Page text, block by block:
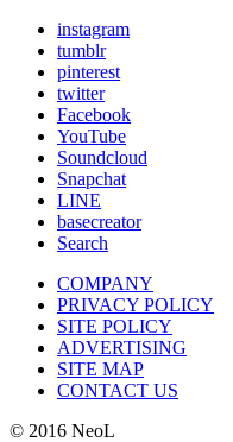
instagram
tumblr
pinterest
twitter
Facebook
YouTube
Soundcloud
Snapchat
LINE
basecreator
Search
COMPANY
PRIVACY POLICY
SITE POLICY
ADVERTISING
SITE MAP
CONTACT US
© 2016 NeoL